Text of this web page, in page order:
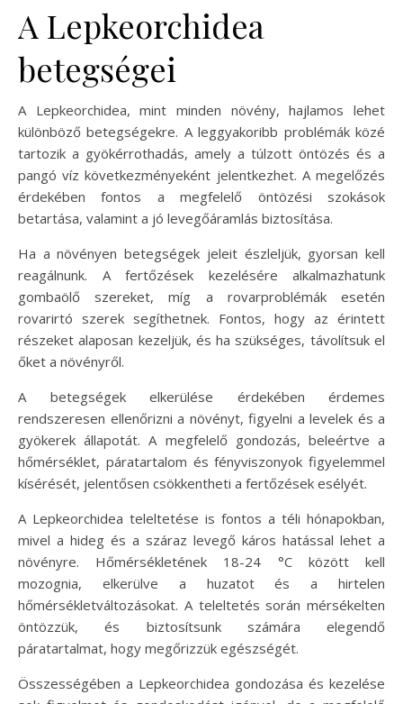
A Lepkeorchidea
betegségei
A Lepkeorchidea, mint minden növény, hajlamos lehet
különböző betegségekre. A leggyakoribb problémák közé
tartozik a gyökérrothadás, amely a túlzott öntözés és a
pangó víz következményeként jelentkezhet. A megelőzés
érdekében fontos a megfelelő öntözési szokások
betartása, valamint a jó levegőáramlás biztosítása.
Ha a növényen betegségek jeleit észleljük, gyorsan kell
reagálnunk. A fertőzések kezelésére alkalmazhatunk
gombaölő szereket, míg a rovarproblémák esetén
rovarirtó szerek segíthetnek. Fontos, hogy az érintett
részeket alaposan kezeljük, és ha szükséges, távolítsuk el
őket a növényről.
A betegségek elkerülése érdekében érdemes
rendszeresen ellenőrizni a növényt, figyelni a levelek és a
gyökerek állapotát. A megfelelő gondozás, beleértve a
hőmérséklet, páratartalom és fényviszonyok figyelemmel
kísérését, jelentősen csökkentheti a fertőzések esélyét.
A Lepkeorchidea teleltetése is fontos a téli hónapokban,
mivel a hideg és a száraz levegő káros hatással lehet a
növényre. Hőmérsékletének 18-24 °C között kell
mozognia, elkerülve a huzatot és a hirtelen
hőmérsékletváltozásokat. A teleltetés során mérsékelten
öntözzük, és biztosítsunk számára elegendő
páratartalmat, hogy megőrizzük egészségét.
Összességében a Lepkeorchidea gondozása és kezelése